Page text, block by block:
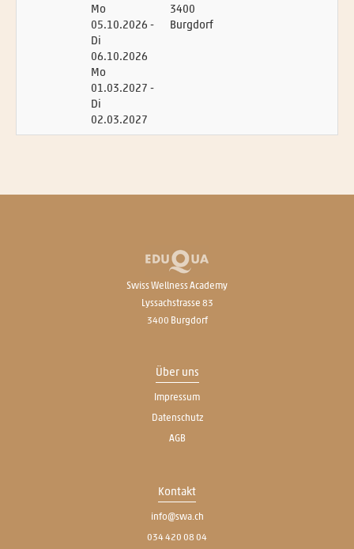
Mo
05.10.2026 -
Di
06.10.2026
Mo
01.03.2027 -
Di
02.03.2027
3400
Burgdorf
Swiss Wellness Academy
Lyssachstrasse 83
3400 Burgdorf
Über uns
Impressum
Datenschutz
AGB
Kontakt
info@swa.ch
034 420 08 04